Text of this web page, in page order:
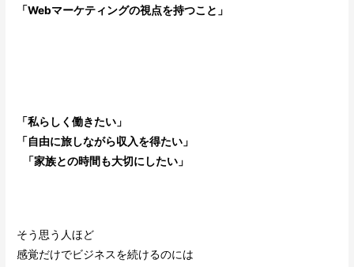
「Webマーケティングの視点を持つこと」
「私らしく働きたい」
「自由に旅しながら収入を得たい」
「家族との時間も大切にしたい」
そう思う人ほど
感覚だけでビジネスを続けるのには